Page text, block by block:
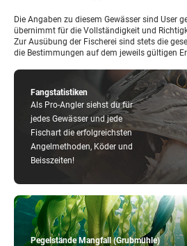
Pegelstände Mangfall (Grubmühle)
Fangstatistiken
Als Pro-Angler siehst du für
jedes Gewässer und jede
Fischart die erfolgreichsten
Angelmethoden, Köder und
Beisszeiten!
Die Angaben zu diesem Gewässer sind User
übernimmt für die Vollständigkeit und
Zur Ausübung der Fischerei sind stets die
die Bestimmungen auf dem jeweils gültigen